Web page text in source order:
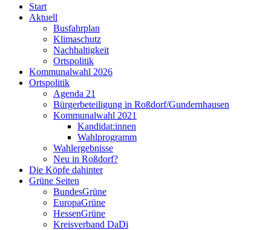
Start
Aktuell
Busfahrplan
Klimaschutz
Nachhaltigkeit
Ortspolitik
Kommunalwahl 2026
Ortspolitik
Agenda 21
Bürgerbeteiligung in Roßdorf/Gundernhausen
Kommunalwahl 2021
Kandidat:innen
Wahlprogramm
Wahlergebnisse
Neu in Roßdorf?
Die Köpfe dahinter
Grüne Seiten
BundesGrüne
EuropaGrüne
HessenGrüne
Kreisverband DaDi